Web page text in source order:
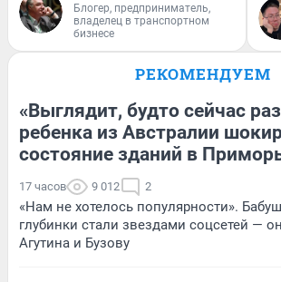
Блогер, предприниматель,
владелец в транспортном
бизнесе
РЕКОМЕНДУЕМ
«Выглядит, будто сейчас
ребенка из Австралии
состояние зданий в
17 часов 9 012 2
«Нам не хотелось популярности».
глубинки стали звездами соцсетей —
Агутина и Бузову